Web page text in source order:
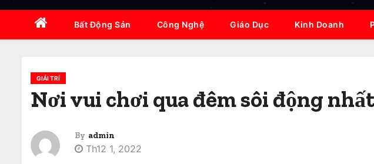
Bất Động Sản Công Nghệ Giáo Dục Kinh Doanh
GIẢI TRÍ
Nơi vui chơi qua đêm sôi động
By admin
Th12 1, 2022